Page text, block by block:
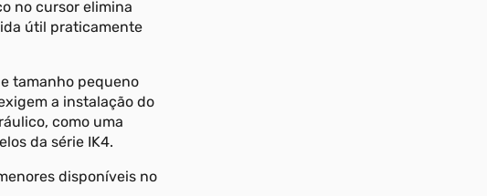
no cursor elimina
útil praticamente
tamanho pequeno
a instalação do
como uma
da série IK4.
disponíveis no